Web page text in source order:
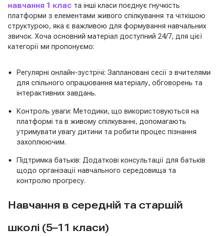
навчання 1 клас та інші класи поєднує гнучкість
платформи з елементами живого спілкування та чіткішою
структурою, яка є важливою для формування навчальних
звичок. Хоча основний матеріал доступний 24/7, для цієї
категорії ми пропонуємо:
Регулярні онлайн-зустрічі: Заплановані сесії з вчителями
для спільного опрацювання матеріалу, обговорень та
інтерактивних завдань.
Контроль уваги: Методики, що використовуються на
платформі та в живому спілкуванні, допомагають
утримувати увагу дитини та робити процес пізнання
захоплюючим.
Підтримка батьків: Додаткові консультації для батьків
щодо організації навчального середовища та
контролю прогресу.
Навчання в середній та старшій
школі (5–11 класи)